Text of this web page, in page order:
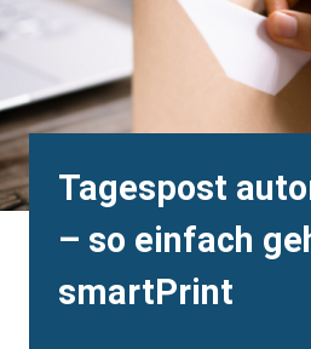
Heading
Tagespost
– so einfach
smartPrint